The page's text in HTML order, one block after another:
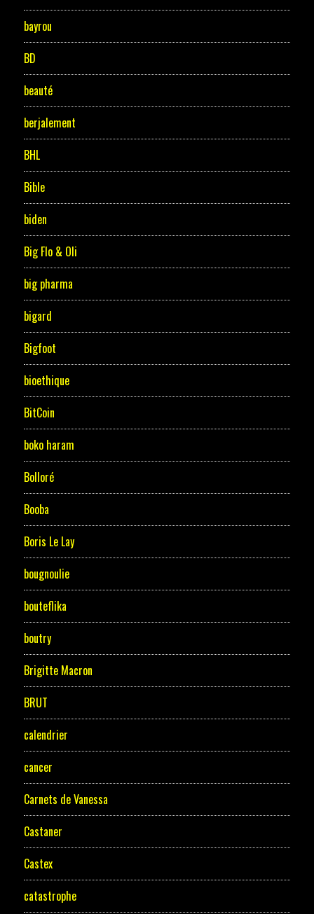
bayrou
BD
beauté
berjalement
BHL
Bible
biden
Big Flo & Oli
big pharma
bigard
Bigfoot
bioethique
BitCoin
boko haram
Bolloré
Booba
Boris Le Lay
bougnoulie
bouteflika
boutry
Brigitte Macron
BRUT
calendrier
cancer
Carnets de Vanessa
Castaner
Castex
catastrophe